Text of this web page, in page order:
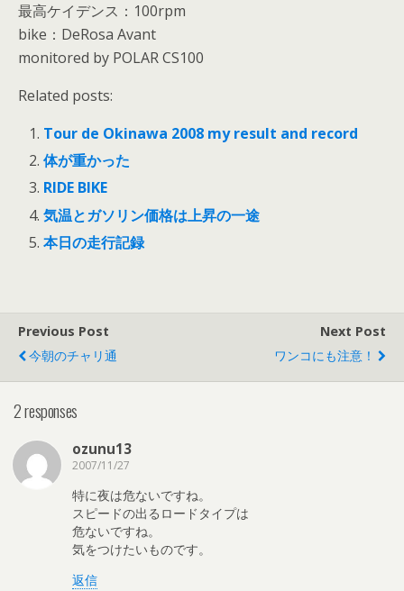
最高ケイデンス：100rpm
bike：DeRosa Avant
monitored by POLAR CS100
Related posts:
Tour de Okinawa 2008 my result and record
体が重かった
RIDE BIKE
気温とガソリン価格は上昇の一途
本日の走行記録
Previous Post
今朝のチャリ通
Next Post
ワンコにも注意！
2 responses
ozunu13
2007/11/27
特に夜は危ないですね。
スピードの出るロードタイプは
危ないですね。
気をつけたいものです。
返信